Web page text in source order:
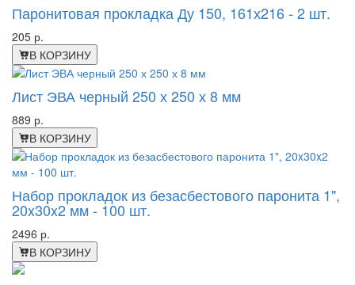
Паронитовая прокладка Ду 150, 161х216 - 2 шт.
205 р.
В КОРЗИНУ
Лист ЭВА черный 250 х 250 х 8 мм
889 р.
В КОРЗИНУ
Набор прокладок из безасбестового паронита 1",
20x30x2 мм - 100 шт.
2496 р.
В КОРЗИНУ